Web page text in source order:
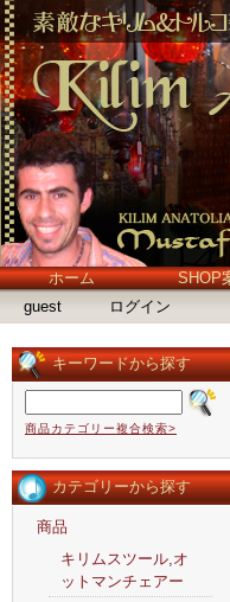
ホーム SHOP
guest
ログイン
キーワードから探す
商品カテゴリー複合検索>
カテゴリーから探す
商品
キリムスツール,オ
ットマンチェアー